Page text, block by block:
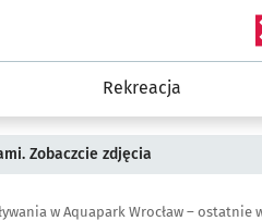
Rekreacja
Zobaczcie zdjęcia
w Aquapark Wrocław – ostatnie